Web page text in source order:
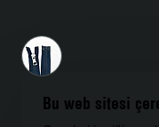
Bu web sitesi